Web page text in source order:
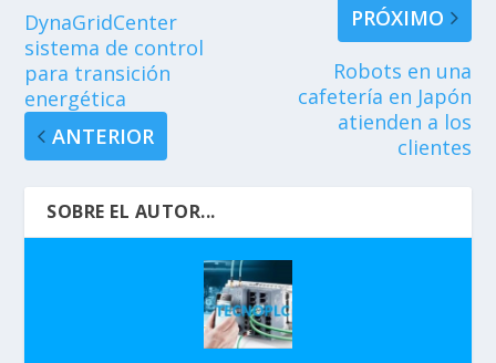
DynaGridCenter
sistema de control
para transición
energética
ANTERIOR
PRÓXIMO
Robots en una
cafetería en Japón
atienden a los
clientes
SOBRE EL AUTOR...